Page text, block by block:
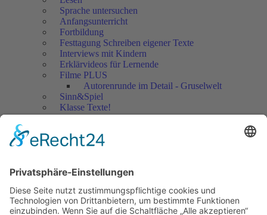
Sprache untersuchen
Anfangsunterricht
Fortbildung
Festtagung Schreiben eigener Texte
Interviews mit Kindern
Erklärvideos für Lernende
Filme PLUS
Autorenrunde im Detail - Gruselwelt
Sinn&Spiel
Klasse Texte!
Filmausschnitte Grundschule
Jedes Kind wertschätzen!
Artikel
Artikel 2018
Artikel 2017